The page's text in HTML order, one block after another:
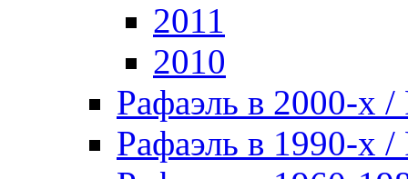
2011
2010
Рафаэль в 2000-х /
Рафаэль в 1990-х /